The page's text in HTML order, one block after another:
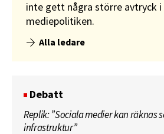
inte gett några större avtryck
mediepolitiken.
Alla ledare
Debatt
Replik: ”Sociala medier kan räknas
infrastruktur”